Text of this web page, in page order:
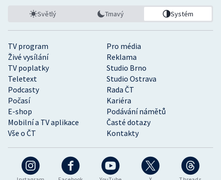
TV program
Pro média
Živé vysílání
Reklama
TV poplatky
Studio Brno
Teletext
Studio Ostrava
Podcasty
Rada ČT
Počasí
Kariéra
E-shop
Podávání námětů
Mobilní a TV aplikace
Časté dotazy
Vše o ČT
Kontakty
Světlý Tmavý Systém